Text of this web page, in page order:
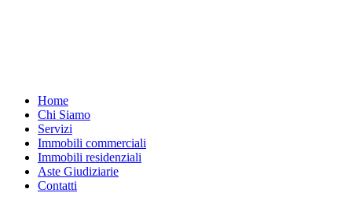
Home
Chi Siamo
Servizi
Immobili commerciali
Immobili residenziali
Aste Giudiziarie
Contatti